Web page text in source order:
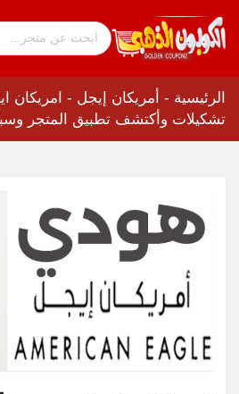
الرئيسية - أمريكان إيجل - امريكان
تشكيلات وأكتشف تطبيق المتجر وسبل